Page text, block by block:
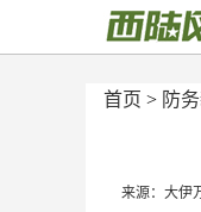
首页 > 防
来源：大伊